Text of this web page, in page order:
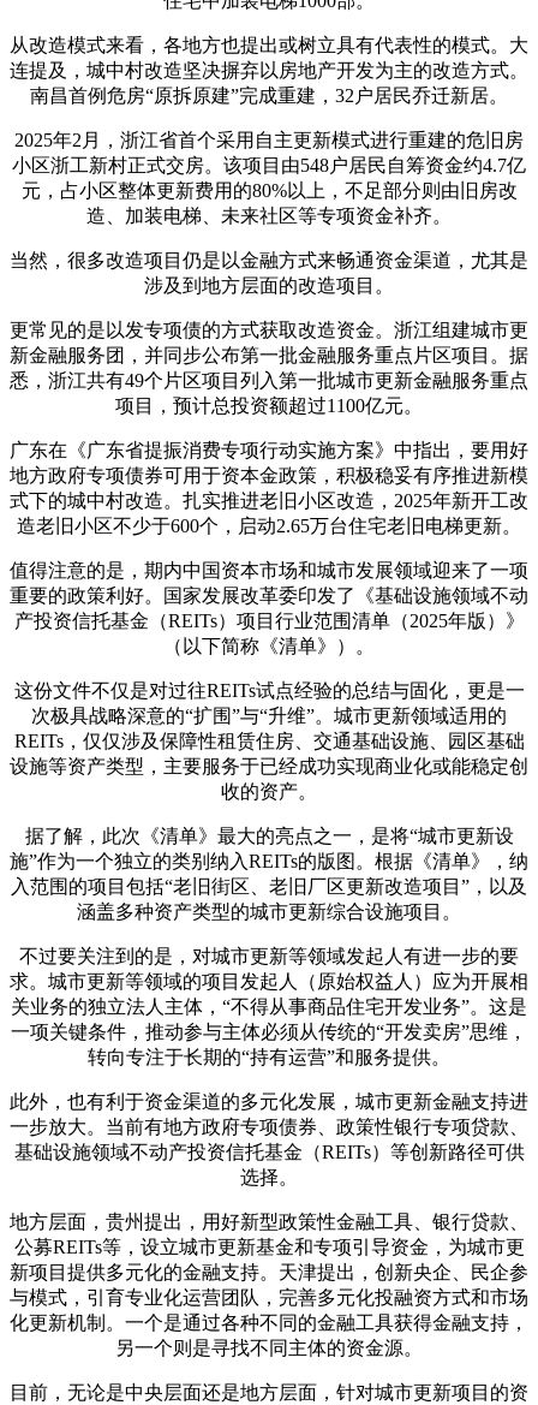
从改造模式来看，各地方也提出或树立具有代表性的模式。大
连提及，城中村改造坚决摒弃以房地产开发为主的改造方式。
南昌首例危房“原拆原建”完成重建，32户居民乔迁新居。
2025年2月，浙江省首个采用自主更新模式进行重建的危旧房
小区浙工新村正式交房。该项目由548户居民自筹资金约4.7亿
元，占小区整体更新费用的80%以上，不足部分则由旧房改
造、加装电梯、未来社区等专项资金补齐。
当然，很多改造项目仍是以金融方式来畅通资金渠道，尤其是
涉及到地方层面的改造项目。
更常见的是以发专项债的方式获取改造资金。浙江组建城市更
新金融服务团，并同步公布第一批金融服务重点片区项目。据
悉，浙江共有49个片区项目列入第一批城市更新金融服务重点
项目，预计总投资额超过1100亿元。
广东在《广东省提振消费专项行动实施方案》中指出，要用好
地方政府专项债券可用于资本金政策，积极稳妥有序推进新模
式下的城中村改造。扎实推进老旧小区改造，2025年新开工改
造老旧小区不少于600个，启动2.65万台住宅老旧电梯更新。
值得注意的是，期内中国资本市场和城市发展领域迎来了一项
重要的政策利好。国家发展改革委印发了《基础设施领域不动
产投资信托基金（REITs）项目行业范围清单（2025年版）》
（以下简称《清单》）。
这份文件不仅是对过往REITs试点经验的总结与固化，更是一
次极具战略深意的“扩围”与“升维”。城市更新领域适用的
REITs，仅仅涉及保障性租赁住房、交通基础设施、园区基础
设施等资产类型，主要服务于已经成功实现商业化或能稳定创
收的资产。
据了解，此次《清单》最大的亮点之一，是将“城市更新设
施”作为一个独立的类别纳入REITs的版图。根据《清单》，纳
入范围的项目包括“老旧街区、老旧厂区更新改造项目”，以及
涵盖多种资产类型的城市更新综合设施项目。
不过要关注到的是，对城市更新等领域发起人有进一步的要
求。城市更新等领域的项目发起人（原始权益人）应为开展相
关业务的独立法人主体，“不得从事商品住宅开发业务”。这是
一项关键条件，推动参与主体必须从传统的“开发卖房”思维，
转向专注于长期的“持有运营”和服务提供。
此外，也有利于资金渠道的多元化发展，城市更新金融支持进
一步放大。当前有地方政府专项债券、政策性银行专项贷款、
基础设施领域不动产投资信托基金（REITs）等创新路径可供
选择。
地方层面，贵州提出，用好新型政策性金融工具、银行贷款、
公募REITs等，设立城市更新基金和专项引导资金，为城市更
新项目提供多元化的金融支持。天津提出，创新央企、民企参
与模式，引育专业化运营团队，完善多元化投融资方式和市场
化更新机制。一个是通过各种不同的金融工具获得金融支持，
另一个则是寻找不同主体的资金源。
目前，无论是中央层面还是地方层面，针对城市更新项目的资